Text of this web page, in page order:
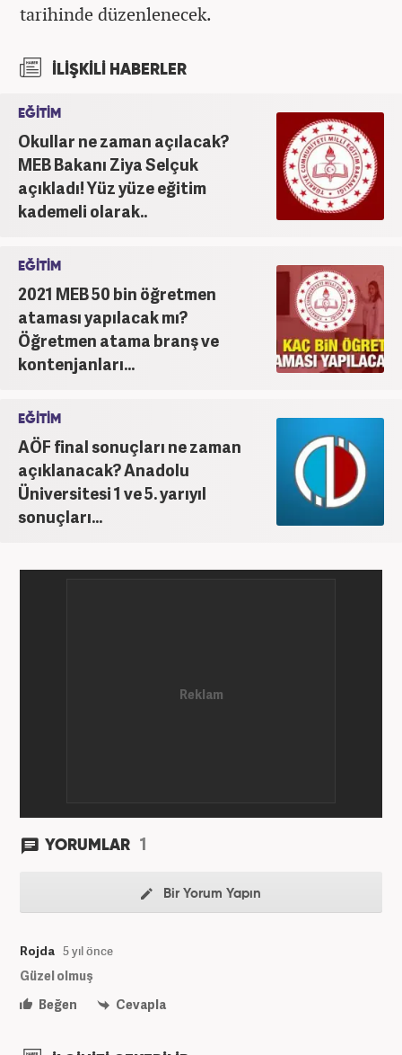
tarihinde düzenlenecek.
İLİŞKİLİ HABERLER
EĞİTİM
Okullar ne zaman açılacak?
MEB Bakanı Ziya Selçuk
açıkladı! Yüz yüze eğitim
kademeli olarak..
EĞİTİM
2021 MEB 50 bin öğretmen
ataması yapılacak mı?
Öğretmen atama branş ve
kontenjanları...
EĞİTİM
AÖF final sonuçları ne zaman
açıklanacak? Anadolu
Üniversitesi 1 ve 5. yarıyıl
sonuçları...
YORUMLAR 1
Bir Yorum Yapın
Rojda 5 yıl önce
Güzel olmuş
Beğen
Cevapla